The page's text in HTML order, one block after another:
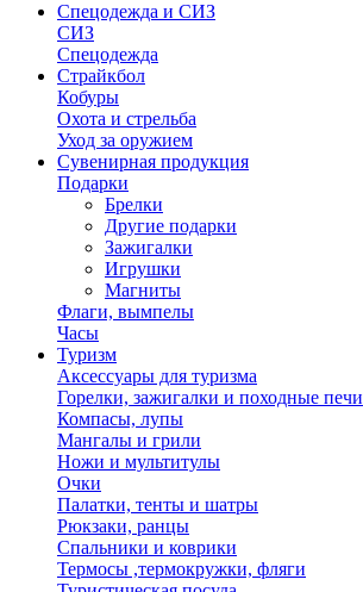
Спецодежда и СИЗ
СИЗ
Спецодежда
Страйкбол
Кобуры
Охота и стрельба
Уход за оружием
Сувенирная продукция
Подарки
Брелки
Другие подарки
Зажигалки
Игрушки
Магниты
Флаги, вымпелы
Часы
Туризм
Аксессуары для туризма
Горелки, зажигалки и походные печи
Компасы, лупы
Мангалы и грили
Ножи и мультитулы
Очки
Палатки, тенты и шатры
Рюкзаки, ранцы
Спальники и коврики
Термосы ,термокружки, фляги